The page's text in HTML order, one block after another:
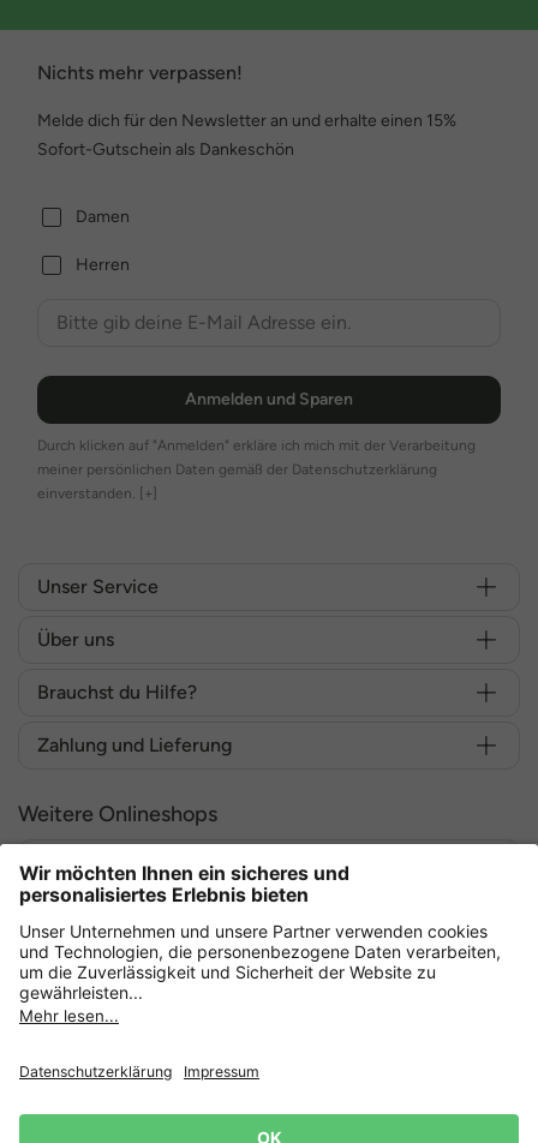
Nichts mehr verpassen!
Melde dich für den Newsletter an und erhalte einen 15%
Sofort-Gutschein als Dankeschön
Damen
Herren
Anmelden und Sparen
Durch klicken auf "Anmelden" erkläre ich mich mit der Verarbeitung
meiner persönlichen Daten gemäß der Datenschutzerklärung
einverstanden. [+]
Unser Service
Über uns
Brauchst du Hilfe?
Zahlung und Lieferung
Weitere Onlineshops
Deutschland
Sicher einkaufen mit
AGB